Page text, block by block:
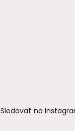
Sledovať na